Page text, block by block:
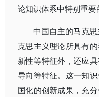
论知识体系中特别重要
中国自主的马克
克思主义理论所具有
新性等特征外，还应
导向等特征。这一知
国化的创新成果，充